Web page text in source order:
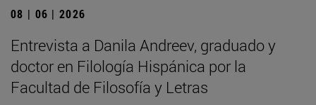
08 | 06 | 2026
Entrevista a Danila Andreev, graduado y
doctor en Filología Hispánica por la
Facultad de Filosofía y Letras